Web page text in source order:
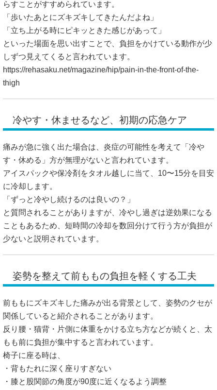
らすことがすすめられています。
「歩いたあとにズキズキしてきたんだよね」
「立ち上がる時にピキッときた感じがあって」
といった場面を思い出すことで、負担をかけている動作が少
しずつ見えてくると言われています。
https://rehasaku.net/magazine/hip/pain-in-the-front-of-the-
thigh
冷やす・休ませるなど、初期の応急ケア
痛みが急に強く出た場合は、炎症の可能性を考えて「冷や
す・休める」方が無理がないと言われています。
アイスパックや保冷剤をタオル越しに当て、10〜15分を目安
に冷却します。
「ずっと冷やし続けるのは良いの？」
と質問されることがありますが、冷やし過ぎは逆効果になる
こともあるため、短時間の冷却を数回分けて行う方が負担が
少ないと説明されています。
姿勢を整えて前ももの負担を軽くする工夫
前ももにズキズキした痛みが出る背景として、姿勢のクセが
関係していると紹介されることがあります。
反り腰・猫背・片側に体重をかける立ち方などが続くと、太
もも前に負担が集中すると言われています。
椅子に座る時は、
・背もたれに深く座りすぎない
・膝と股関節の角度が90度に近くなるよう調整